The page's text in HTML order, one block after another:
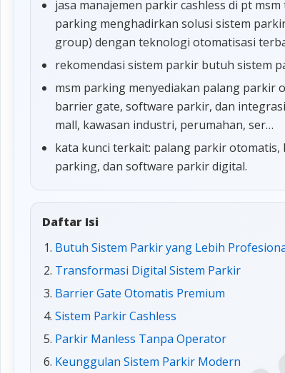
jasa manajemen parkir cashless di pt
parking menghadirkan solusi sistem
group) dengan teknologi otomatisasi
rekomendasi sistem parkir butuh sistem
msm parking menyediakan palang parkir
barrier gate, software parkir, dan
mall, kawasan industri, perumahan, ser…
kata kunci terkait: palang parkir
parking, dan software parkir digital.
Daftar Isi
Butuh Sistem Parkir yang Lebih
Transformasi Digital Sistem Parkir
Barrier Gate Otomatis Premium
Sistem Parkir Cashless
Parkir Manless Tanpa Operator
Keunggulan Sistem Parkir Modern